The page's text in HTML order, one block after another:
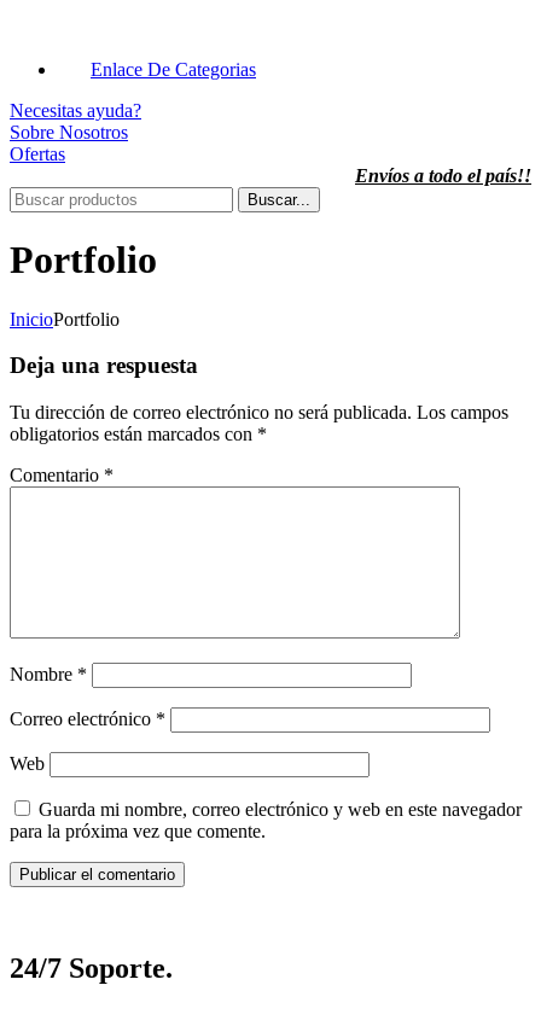
Enlace De Categorias
Necesitas ayuda?
Sobre Nosotros
Ofertas
Envíos a todo el país!!
Buscar...
Portfolio
InicioPortfolio
Deja una respuesta
Tu dirección de correo electrónico no será publicada. Los campos
obligatorios están marcados con *
Comentario *
Nombre *
Correo electrónico *
Web
Guarda mi nombre, correo electrónico y web en este navegador
para la próxima vez que comente.
24/7 Soporte.